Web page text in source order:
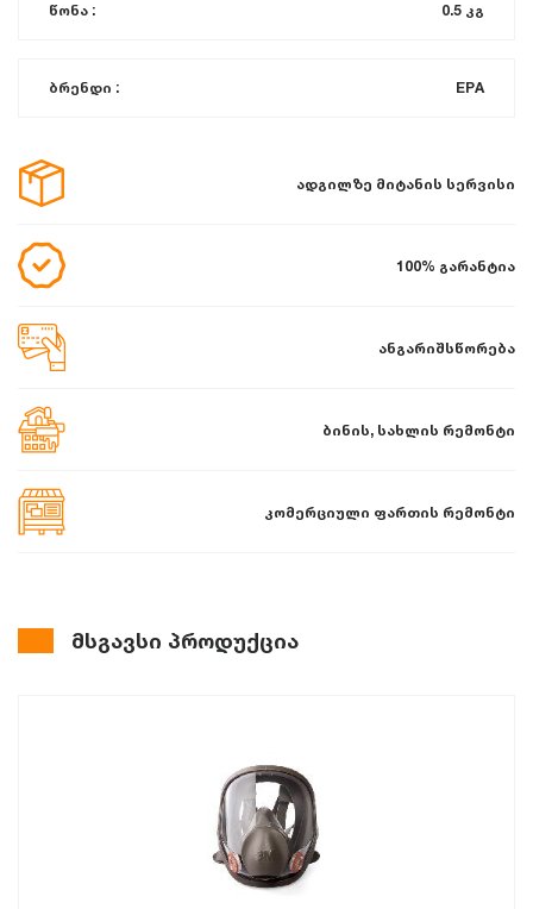
წონა : 0.5 კგ
ბრენდი : EPA
ადგილზე მიტანის სერვისი
100% გარანტია
ანგარიშსწორება
ბინის, სახლის რემონტი
კომერციული ფართის რემონტი
მსგავსი პროდუქცია